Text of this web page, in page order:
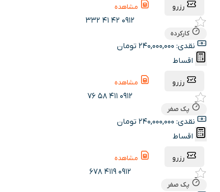
رزرو مشاهده
0912 42 41 332
کارکرده
نقدی: 240,000,000 تومان
اقساط
رزرو مشاهده
0912 411 58 76
پک صفر
نقدی: 240,000,000 تومان
اقساط
رزرو مشاهده
0912 4119 678
پک صفر